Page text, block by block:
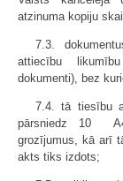
atzinuma kopiju
7.3.
attiecību
dokumenti), bez
7.4. tā tiesību
pārsniedz 10
grozījumus, kā arī
akts tiks izdots;